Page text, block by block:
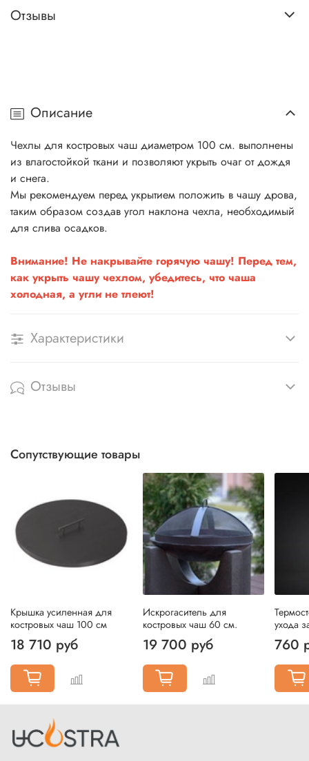
Отзывы
Описание
Чехлы для костровых чаш диаметром 100 см. выполнены
из влагостойкой ткани и позволяют укрыть очаг от дождя
и снега.
Мы рекомендуем перед укрытием положить в чашу дрова,
таким образом создав угол наклона чехла, необходимый
для слива осадков.
Внимание! Не накрывайте горячую чашу! Перед тем,
как укрыть чашу чехлом, убедитесь, что чаша
холодная, а угли не тлеют!
Характеристики
Отзывы
Сопутствующие товары
Крышка усиленная для
костровых чаш 100 см
18 710 руб
Искрогаситель для
костровых чаш 60 см.
19 700 руб
ухода
760